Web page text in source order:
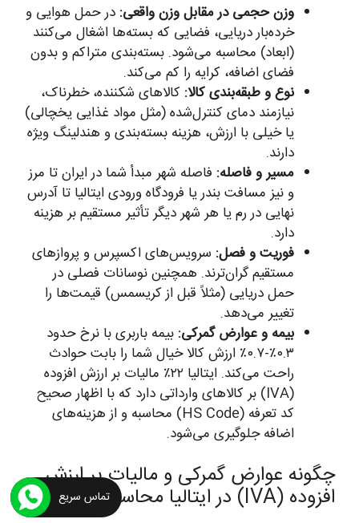
وزن حجمی در مقابل وزن واقعی: در حمل هوایی و
خرده‌بار دریایی، فضایی که بسته‌ها اشغال می‌کنند
(ابعاد) محاسبه می‌شود. بسته‌بندی متراکم و بدون
فضای اضافه، کرایه را کم می‌کند.
نوع و طبقه‌بندی کالا: کالاهای شکننده، خطرناک،
نیازمند دمای کنترل‌شده (مثل مواد غذایی یخچالی)
یا خیلی با ارزش، هزینه بسته‌بندی و هندلینگ ویژه
دارند.
مسیر و فاصله: فاصله شهر مبدأ شما در ایران تا مرز
و نیز مسافت بندر یا فرودگاه ورودی ایتالیا تا آدرس
نهایی در رم یا هر شهر دیگر تأثیر مستقیم بر هزینه
دارد.
فوریت و فصل: سرویس‌های اکسپرس و پروازهای
مستقیم گران‌ترند. همچنین نوسانات فصلی در
حمل دریایی (مثلاً قبل از کریسمس) قیمت‌ها را
تغییر می‌دهد.
بیمه و عوارض گمرکی: بیمه باربری با نرخ حدود
۰.۳٪-۰.۷٪ ارزش کالا خیال شما را بابت حوادث
راحت می‌کند. ایتالیا ۲۲٪ مالیات بر ارزش افزوده
(IVA) بر کالاهای وارداتی دارد که با اظهار صحیح
کد تعرفه (HS Code) محاسبه و از هزینه‌های
اضافه جلوگیری می‌شود.
چگونه عوارض گمرکی و مالیات بر ارزش
افزوده (IVA) در ایتالیا محاسبه می‌شود؟ تماس سریع